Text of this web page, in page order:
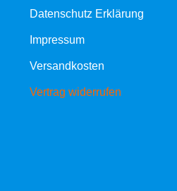
Datenschutz Erklärung
Impressum
Versandkosten
Vertrag widerrufen